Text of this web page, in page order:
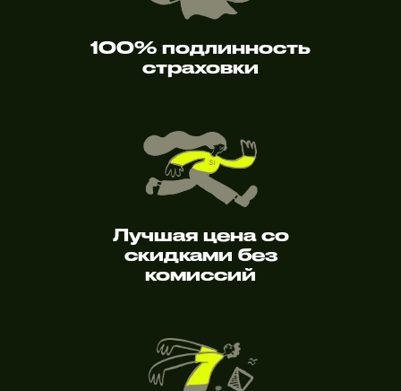
100% подлинность
страховки
Лучшая цена со
скидками без
комиссий